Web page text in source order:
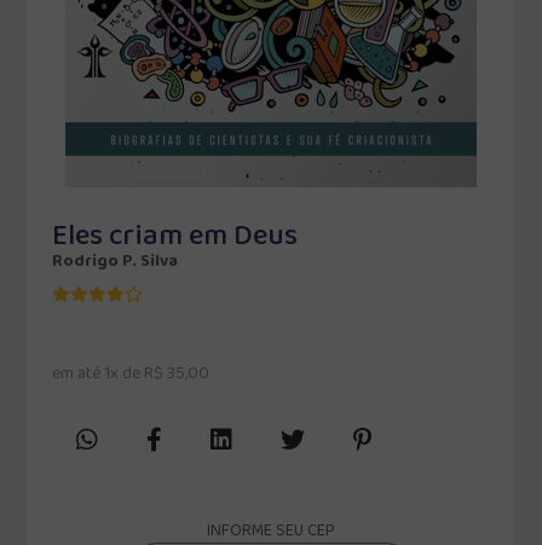
Eles criam em Deus
Rodrigo P. Silva
em até 1x de R$ 35,00
INFORME SEU CEP